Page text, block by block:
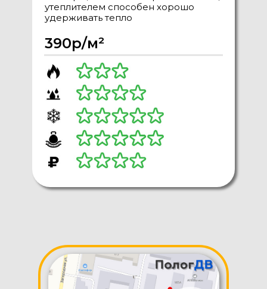
390р/м²
утеплителем способен хорошо
удерживать тепло